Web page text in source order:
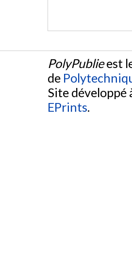
PolyPublieest
de
Site développé
EPrints.